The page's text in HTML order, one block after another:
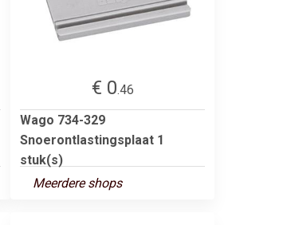
€ 0.46
Wago 734-329
Snoerontlastingsplaat 1
stuk(s)
Meerdere shops